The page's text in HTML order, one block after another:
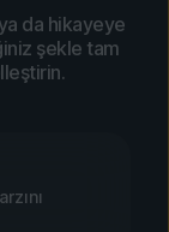
da hikayeye
şekle tam